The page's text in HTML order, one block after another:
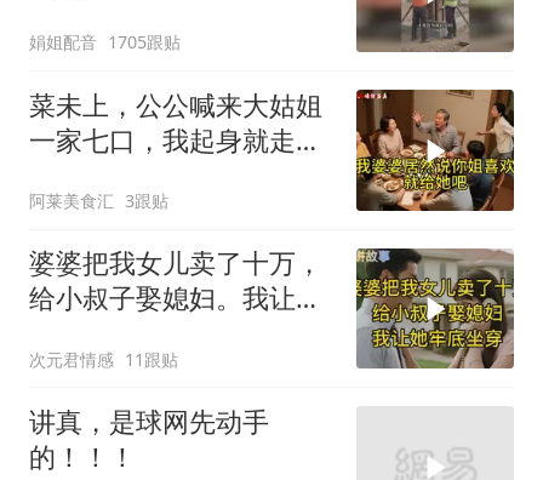
娟姐配音 1705跟贴
菜未上，公公喊来大姑姐
一家七口，我起身就走，
阿莱美食汇 3跟贴
婆婆把我女儿卖了十万，
给小叔子娶媳妇。我让她
次元君情感 11跟贴
讲真，是球网先动手
的！！！